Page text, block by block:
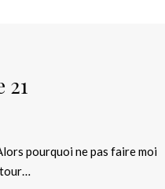
21
pourquoi ne pas faire moi
tour…